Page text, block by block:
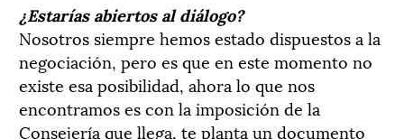
¿Estarías abiertos al diálogo?
Nosotros siempre hemos estado dispuestos a la
negociación, pero es que en este momento no
existe esa posibilidad, ahora lo que nos
encontramos es con la imposición de la
Consejería que llega, te planta un documento